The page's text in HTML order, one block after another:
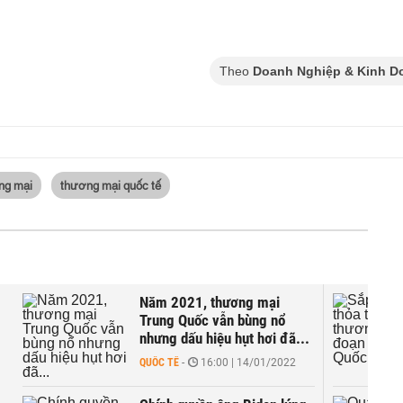
Theo Doanh Nghiệp & Kinh
mại thương mại quốc tế
Năm 2021, thương mại
Trung Quốc vẫn bùng nổ
nhưng dấu hiệu hụt hơi đã...
QUỐC TẾ - 16:00 | 14/01/2022